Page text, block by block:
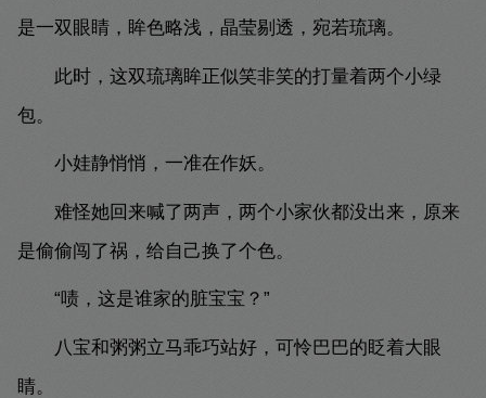
是一双眼睛，眸色略浅，晶莹剔透，宛若琉璃。
此时，这双琉璃眸正似笑非笑的打量着两个小绿
包。
小娃静悄悄，一准在作妖。
难怪她回来喊了两声，两个小家伙都没出来，原来
是偷偷闯了祸，给自己换了个色。
“啧，这是谁家的脏宝宝？”
八宝和粥粥立马乖巧站好，可怜巴巴的眨着大眼
睛。